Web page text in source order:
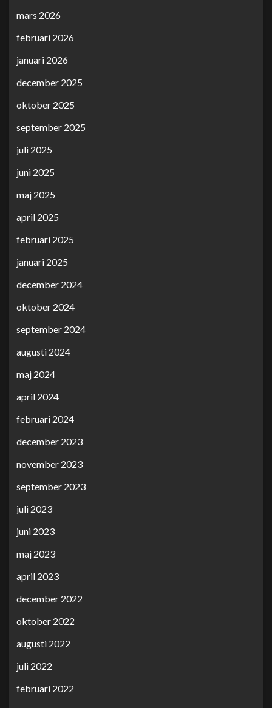
mars 2026
februari 2026
januari 2026
december 2025
oktober 2025
september 2025
juli 2025
juni 2025
maj 2025
april 2025
februari 2025
januari 2025
december 2024
oktober 2024
september 2024
augusti 2024
maj 2024
april 2024
februari 2024
december 2023
november 2023
september 2023
juli 2023
juni 2023
maj 2023
april 2023
december 2022
oktober 2022
augusti 2022
juli 2022
februari 2022